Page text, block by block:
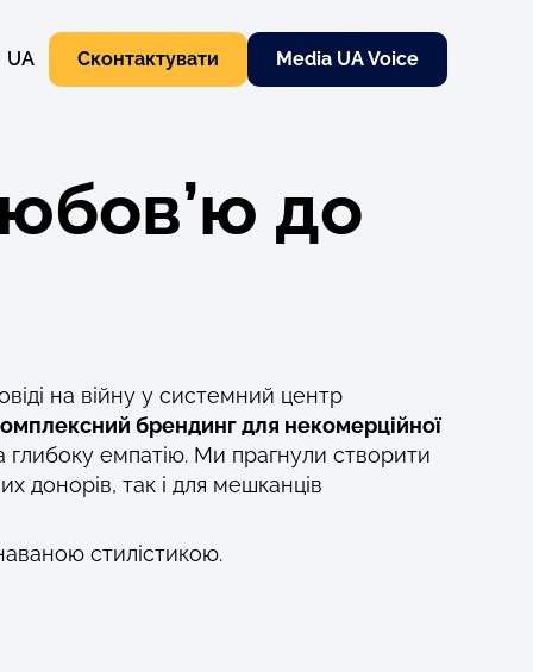
UA Сконтактувати Media UA Voice
до
на війну у системний центр
брендинг для некомерційної
глибоку емпатію. Ми прагнули створити
донорів, так і для мешканців
стилістикою.